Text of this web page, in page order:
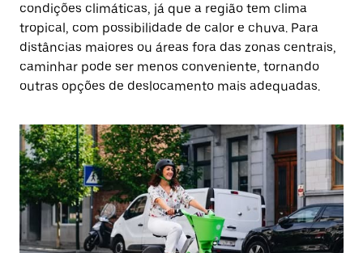
condições climáticas, já que a região tem clima
tropical, com possibilidade de calor e chuva. Para
distâncias maiores ou áreas fora das zonas centrais,
caminhar pode ser menos conveniente, tornando
outras opções de deslocamento mais adequadas.